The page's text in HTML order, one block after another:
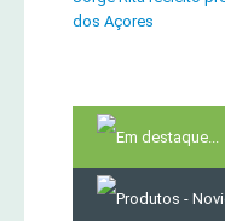
dos Açores